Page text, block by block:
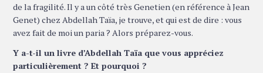
de la fragilité. Il y a un côté très Genetien (en référence à Jean
Genet) chez Abdellah Taïa, je trouve, et qui est de dire : vous
avez fait de moi un paria ? Alors préparez-vous.
Y a-t-il un livre d’Abdellah Taïa que vous appréciez
particulièrement ? Et pourquoi ?